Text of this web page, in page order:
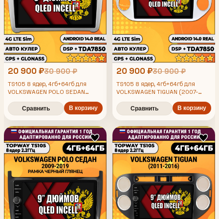
20 900 ₽30 900 ₽
TS105 8 ядер, 4гб+64гб для
VOLKSWAGEN POLO SEDAN
2015 2016 2017 2018 2019),
рамка серебро, Android
Сравнить В корзину
20 900 ₽30 900 ₽
TS105 8 ядер, 4гб+64гб для
VOLKSWAGEN TIGUAN (2007-
2011), треугольная аварийка,
Android магнитола
Сравнить В корзину